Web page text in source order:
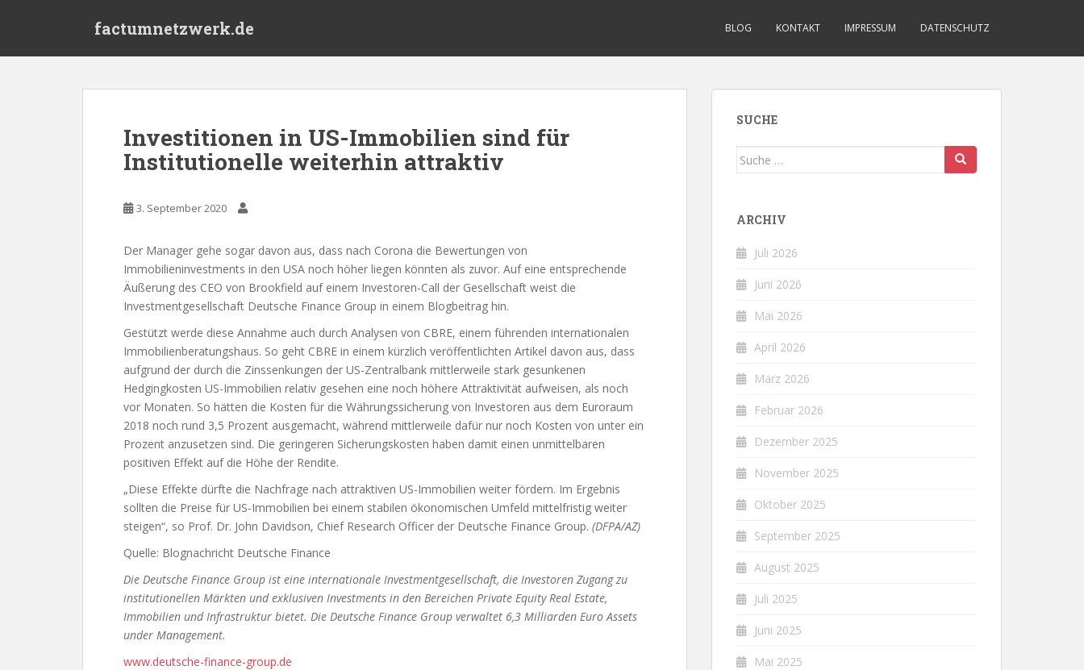
factumnetzwerk.de BLOG KONTAKT IMPRESSUM DATENSCHUTZ
Investitionen in US-Immobilien sind für
Institutionelle weiterhin attraktiv
3. September 2020
Der Manager gehe sogar davon aus, dass nach Corona die Bewertungen von
Immobilieninvestments in den USA noch höher liegen könnten als zuvor. Auf eine entsprechende
Äußerung des CEO von Brookfield auf einem Investoren-Call der Gesellschaft weist die
Investmentgesellschaft Deutsche Finance Group in einem Blogbeitrag hin.
Gestützt werde diese Annahme auch durch Analysen von CBRE, einem führenden internationalen
Immobilienberatungshaus. So geht CBRE in einem kürzlich veröffentlichten Artikel davon aus, dass
aufgrund der durch die Zinssenkungen der US-Zentralbank mittlerweile stark gesunkenen
Hedgingkosten US-Immobilien relativ gesehen eine noch höhere Attraktivität aufweisen, als noch
vor Monaten. So hätten die Kosten für die Währungssicherung von Investoren aus dem Euroraum
2018 noch rund 3,5 Prozent ausgemacht, während mittlerweile dafür nur noch Kosten von unter ein
Prozent anzusetzen sind. Die geringeren Sicherungskosten haben damit einen unmittelbaren
positiven Effekt auf die Höhe der Rendite.
„Diese Effekte dürfte die Nachfrage nach attraktiven US-Immobilien weiter fördern. Im Ergebnis
sollten die Preise für US-Immobilien bei einem stabilen ökonomischen Umfeld mittelfristig weiter
steigen“, so Prof. Dr. John Davidson, Chief Research Officer der Deutsche Finance Group. (DFPA/AZ)
Quelle: Blognachricht Deutsche Finance
Die Deutsche Finance Group ist eine internationale Investmentgesellschaft, die Investoren Zugang zu
institutionellen Märkten und exklusiven Investments in den Bereichen Private Equity Real Estate,
Immobilien und Infrastruktur bietet. Die Deutsche Finance Group verwaltet 6,3 Milliarden Euro Assets
under Management.
www.deutsche-finance-group.de
SUCHE
Suche
ARCHIV
Juli 2026
Juni 2026
Mai 2026
April 2026
März 2026
Februar 2026
Dezember 2025
November 2025
Oktober 2025
September 2025
August 2025
Juli 2025
Juni 2025
Mai 2025